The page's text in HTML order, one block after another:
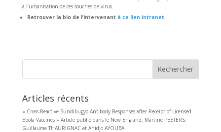
à l’urbanisation de ces souches de virus.
Retrouver la bio de l’intervenant à ce lien intranet
Rechercher
Articles récents
« Cross-Reactive Bundibugyo Antibody Responses after Receipt of Licensed
Ebola Vaccines » Article publié dans le New England, Martine PEETERS,
Guillaume THAURIGNAC et Ahidjo AYOUBA